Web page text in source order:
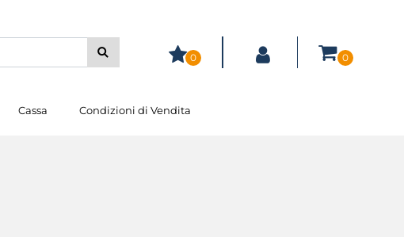
0 0
Cassa Condizioni di Vendita